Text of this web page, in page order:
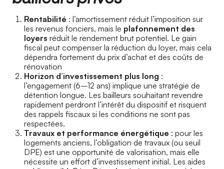
Rentabilité : l’amortissement réduit l’imposition sur
les revenus fonciers, mais le plafonnement des
loyers réduit le rendement brut potentiel. Le gain
fiscal peut compenser la réduction du loyer, mais cela
dépendra fortement du prix d’achat et des coûts de
rénovation
Horizon d’investissement plus long :
l’engagement (6–12 ans) implique une stratégie de
détention longue. Les bailleurs souhaitant revendre
rapidement perdront l’intérêt du dispositif et risquent
des rappels fiscaux si les conditions ne sont pas
respectées.
Travaux et performance énergétique : pour les
logements anciens, l’obligation de travaux (ou seuil
DPE) est une opportunité de valorisation, mais elle
nécessite un effort d’investissement initial. Les aides